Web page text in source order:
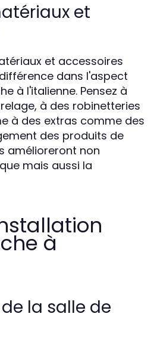
et
et accessoires
dans l'aspect
à l'italienne. Pensez à
à des robinetteries
à des extras comme des
des produits de
amélioreront non
mais aussi la
à
la salle de